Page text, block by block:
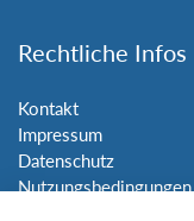
Rechtliche Infos
Kontakt
Impressum
Datenschutz
Nutzungsbedingungen